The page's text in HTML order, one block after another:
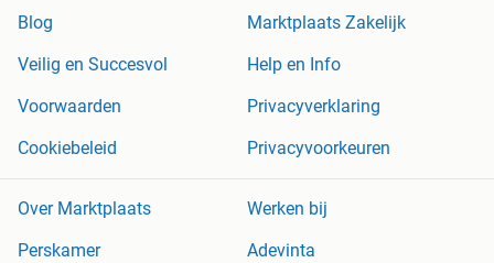
Blog
Marktplaats Zakelijk
Veilig en Succesvol
Help en Info
Voorwaarden
Privacyverklaring
Cookiebeleid
Privacyvoorkeuren
Over Marktplaats
Werken bij
Perskamer
Adevinta